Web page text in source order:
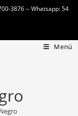
3876 -- Whatsapp: 54
Menú